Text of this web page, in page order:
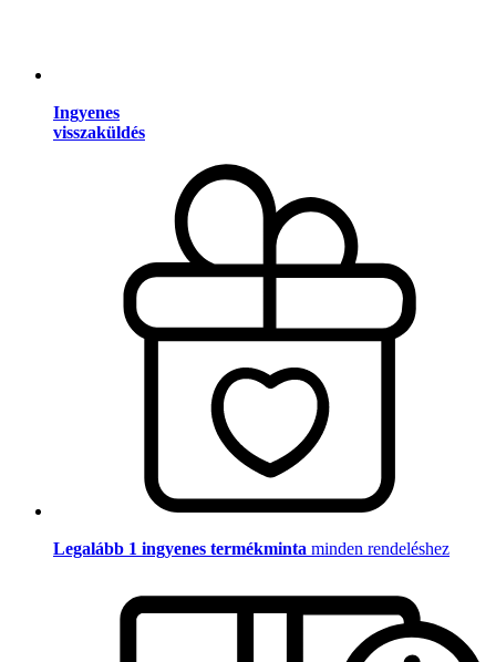
Ingyenes
visszaküldés
Legalább 1 ingyenes termékminta minden rendeléshez